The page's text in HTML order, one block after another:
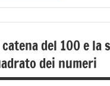
catena del 100 e la
dei numeri